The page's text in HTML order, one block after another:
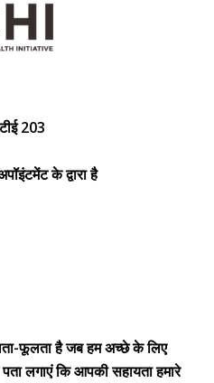
203
के द्वारा है
फूलता है जब हम अच्छे के लिए
लगाएं कि आपकी सहायता हमारे